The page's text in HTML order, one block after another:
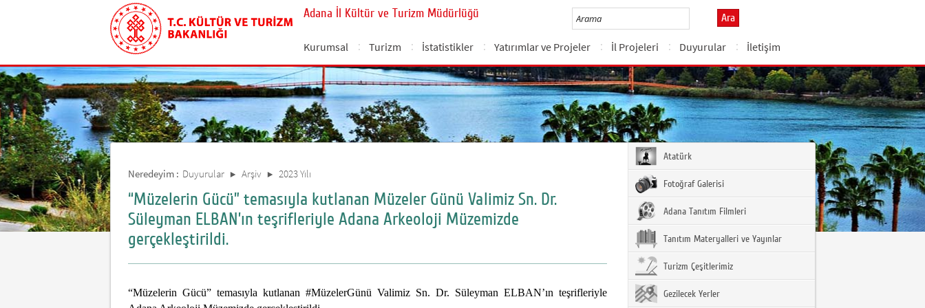
Adana İl Kültür ve Turizm Müdürlüğü Ara
Kurumsal Turizm İstatistikler Yatırımlar ve Projeler İl Projeleri Duyurular İletişim
Neredeyim : Duyurular Arşiv 2023 Yılı
“Müzelerin Gücü” temasıyla kutlanan Müzeler Günü Valimiz Sn. Dr.
Süleyman ELBAN’ın teşrifleriyle Adana Arkeoloji Müzemizde
gerçekleştirildi.
“Müzelerin Gücü” temasıyla kutlanan #MüzelerGünü Valimiz Sn. Dr. Süleyman ELBAN’ın teşrifleriyle
Atatürk
Fotoğraf Galerisi
Adana Tanıtım Filmleri
Tanıtım Materyalleri ve Yayınlar
Turizm Çeşitlerimiz
Gezilecek Yerler